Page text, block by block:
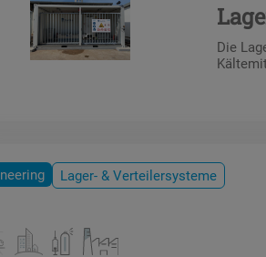
Die
Lager- & Verteilersysteme